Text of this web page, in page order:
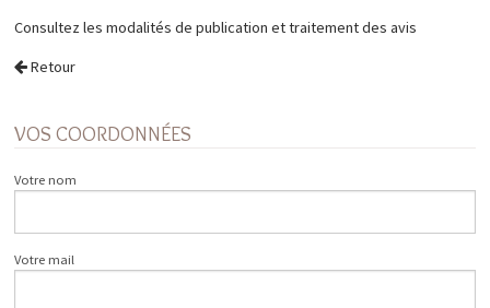
Consultez lesmodalités de publication et traitement des avis
Retour
VOS COORDONNÉES
Votre nom
Votre mail